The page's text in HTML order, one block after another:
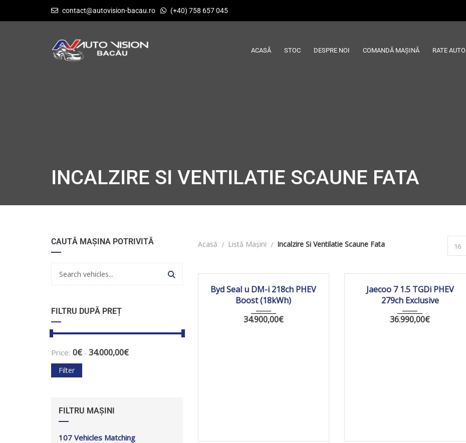
contact@autovision-bacau.ro (+40) 758 657 045
ACASĂ STOC DESPRE NOI COMANDĂ MAȘINĂ RATE AUTO
INCALZIRE SI VENTILATIE SCAUNE FATA
CAUTĂ MAȘINA POTRIVITĂ
FILTRU DUPĂ PREȚ
Price: 0€ - 34.000,00€
Filter
FILTRU MAȘINI
107 Vehicles Matching
Acasă Listă Mașini Incalzire Si Ventilatie Scaune Fata 16
2026 Autom... 10 km
Byd Seal u DM-i 218ch PHEV
Boost (18kWh)
34.900,00€
2026 Autom... 10 km
Jaecoo 7 1.5 TGDi PHEV
279ch Exclusive
36.990,00€